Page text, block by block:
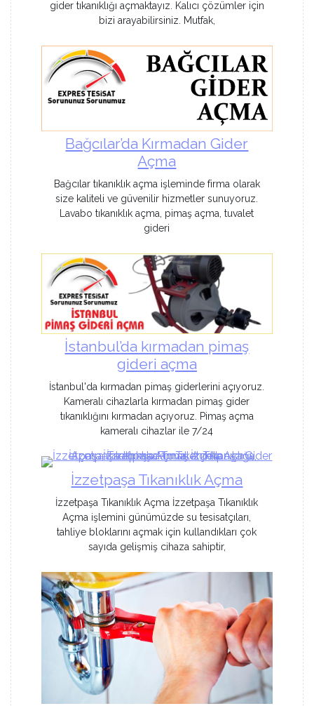
gider tıkanıklığı açmaktayız. Kalıcı çözümler için
bizi arayabilirsiniz. Mutfak,
Bağcılar’da Kırmadan Gider
Açma
Bağcılar tıkanıklık açma işleminde firma olarak
size kaliteli ve güvenilir hizmetler sunuyoruz.
Lavabo tıkanıklık açma, pimaş açma, tuvalet
gideri
İstanbul’da kırmadan pimaş
gideri açma
İstanbul'da kırmadan pimaş giderlerini açıyoruz.
Kameralı cihazlarla kırmadan pimaş gider
tıkanıklığını kırmadan açıyoruz. Pimaş açma
kameralı cihazlar ile 7/24
İzzetpaşa Tıkanıklık Açma
İzzetpaşa Tıkanıklık Açma İzzetpaşa Tıkanıklık
Açma işlemini günümüzde su tesisatçıları,
tahliye bloklarını açmak için kullandıkları çok
sayıda gelişmiş cihaza sahiptir,